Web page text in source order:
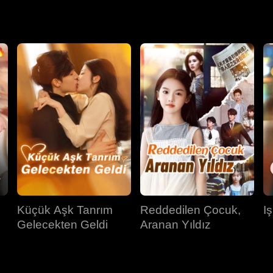
için artık çok geçti.
Küçük Aşk Tanrım
Gelecekten Geldi
Reddedilen Çocuk,
Aranan Yıldız